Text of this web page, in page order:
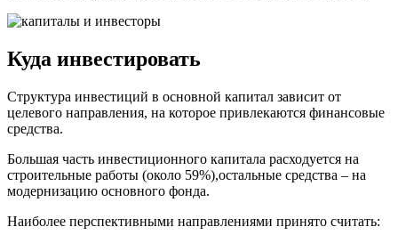
Куда инвестировать
Структура инвестиций в основной капитал зависит от
целевого направления, на которое привлекаются финансовые
средства.
Большая часть инвестиционного капитала расходуется на
строительные работы (около 59%),остальные средства – на
модернизацию основного фонда.
Наиболее перспективными направлениями принято считать: